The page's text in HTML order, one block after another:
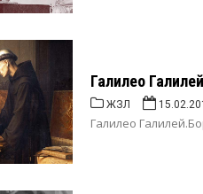
Галилео
ЖЗЛ
Галилео